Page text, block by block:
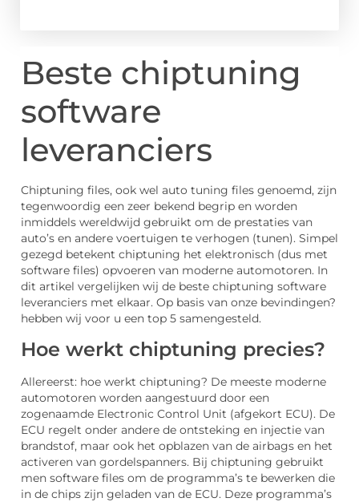
Beste chiptuning
software
leveranciers
Chiptuning files, ook wel auto tuning files genoemd, zijn
tegenwoordig een zeer bekend begrip en worden
inmiddels wereldwijd gebruikt om de prestaties van
auto’s en andere voertuigen te verhogen (tunen). Simpel
gezegd betekent chiptuning het elektronisch (dus met
software files) opvoeren van moderne automotoren. In
dit artikel vergelijken wij de beste chiptuning software
leveranciers met elkaar. Op basis van onze bevindingen?
hebben wij voor u een top 5 samengesteld.
Hoe werkt chiptuning precies?
Allereerst: hoe werkt chiptuning? De meeste moderne
automotoren worden aangestuurd door een
zogenaamde Electronic Control Unit (afgekort ECU). De
ECU regelt onder andere de ontsteking en injectie van
brandstof, maar ook het opblazen van de airbags en het
activeren van gordelspanners. Bij chiptuning gebruikt
men software files om de programma’s te bewerken die
in de chips zijn geladen van de ECU. Deze programma’s